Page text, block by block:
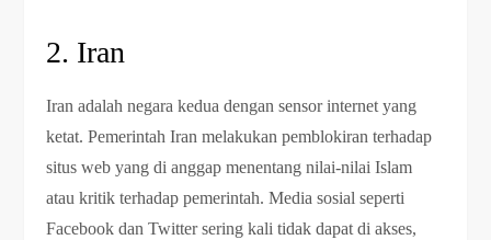
2. Iran
Iran adalah negara kedua dengan sensor internet yang
ketat. Pemerintah Iran melakukan pemblokiran terhadap
situs web yang di anggap menentang nilai-nilai Islam
atau kritik terhadap pemerintah. Media sosial seperti
Facebook dan Twitter sering kali tidak dapat di akses,